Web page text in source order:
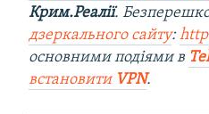
Крим.Реалії.
дзеркального сайту:
основними подіями в
встановити VPN.